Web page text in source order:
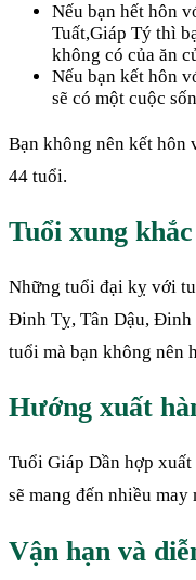
Nếu bạn hết hôn
Tuất,Giáp Tý thì
không có của ăn
Nếu bạn kết hôn
sẽ có một cuộc
Bạn không nên kết hôn
44 tuổi.
Tuổi xung
Những tuổi đại kỵ với
Đinh Tỵ, Tân Dậu,
tuổi mà bạn không nên
Hướng xuất
Tuổi Giáp Dần hợp
sẽ mang đến nhiều
Vận hạn và